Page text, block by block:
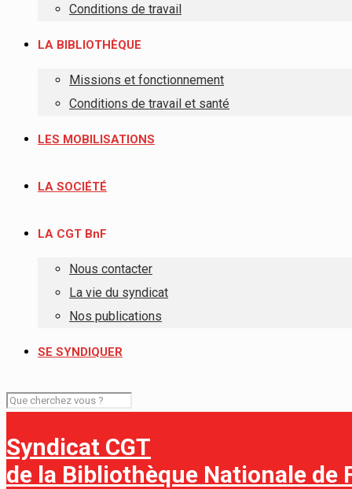
Conditions de travail
LA BIBLIOTHÈQUE
Missions et fonctionnement
Conditions de travail et santé
LES MOBILISATIONS
LA SOCIÉTÉ
LA CGT BnF
Nous contacter
La vie du syndicat
Nos publications
SE SYNDIQUER
Syndicat CGT
de la Bibliothèque Nationale de